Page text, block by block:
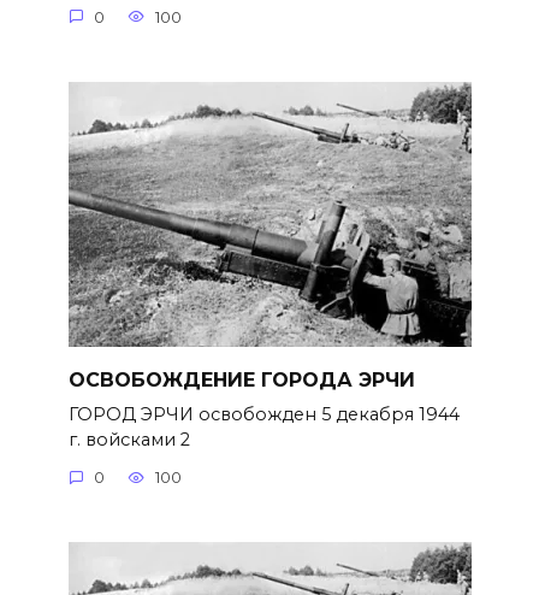
0 100
ОСВОБОЖДЕНИЕ ГОРОДА ЭРЧИ
ГОРОД ЭРЧИ освобожден 5 декабря 1944
г. войсками 2
0 100